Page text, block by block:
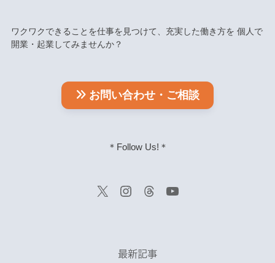
ワクワクできることを仕事を見つけて、充実した働き方を 個人で
開業・起業してみませんか？
お問い合わせ・ご相談
＊Follow Us!＊
最新記事